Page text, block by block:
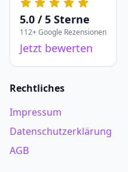
5.0 / 5 Sterne
112+ Google Rezensionen
Jetzt bewerten
Rechtliches
Impressum
Datenschutzerklärung
AGB